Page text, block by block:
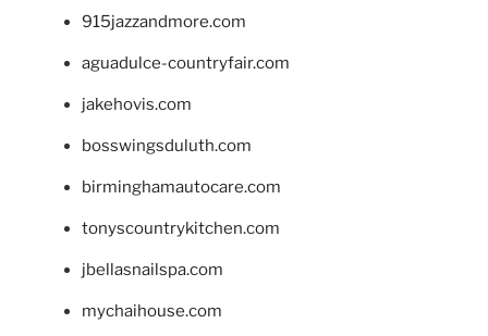
915jazzandmore.com
aguadulce-countryfair.com
jakehovis.com
bosswingsduluth.com
birminghamautocare.com
tonyscountrykitchen.com
jbellasnailspa.com
mychaihouse.com